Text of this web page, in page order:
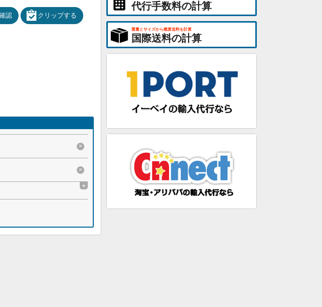
認 クリップする
×
×
+
代行手数料の計算
重量とサイズから概算送料を計算
国際送料の計算